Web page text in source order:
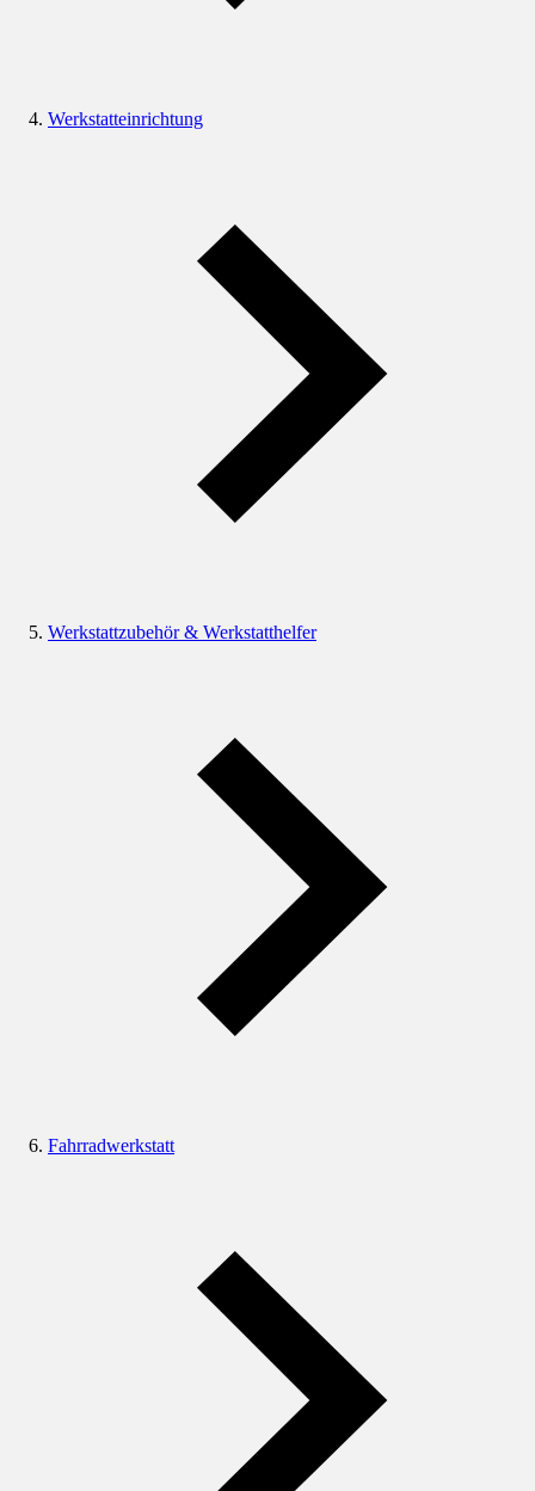
Werkstatteinrichtung
Werkstattzubehör & Werkstatthelfer
Fahrradwerkstatt